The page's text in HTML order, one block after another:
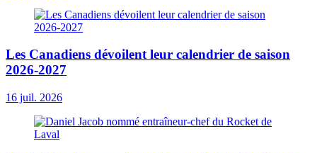
Les Canadiens dévoilent leur calendrier de saison
2026-2027
16 juil. 2026